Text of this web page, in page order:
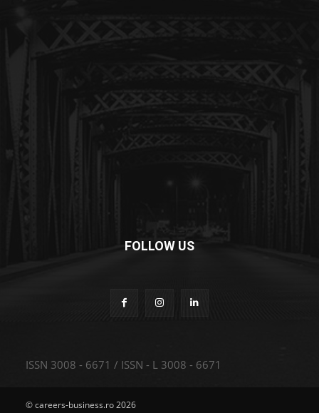
FOLLOW US
ISSN 3008 - 6671 / ISSN - L 3008 - 6671
© careers-business.ro 2026